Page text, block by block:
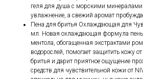
геля для душа с морскими минералами
увлажнение, а свежий аромат
Пена для бритья Охлаждающая для
мл. Новая охлаждающая формула пены
ментола, обогащенная экстрактами
водорослей, помогает защитить кожу
бритья и дарит приятное ощущение
средств для чувствительной кожи от